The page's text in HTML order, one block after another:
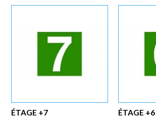
ÉTAGE +6
ÉTAGE +7